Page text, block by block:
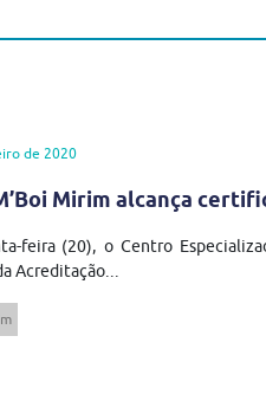
de 2020
Mirim alcança
feira (20), o Centro
Acreditação...